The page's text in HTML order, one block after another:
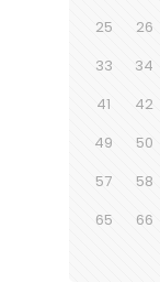
25
26
33
34
41
42
49
50
57
58
65
66